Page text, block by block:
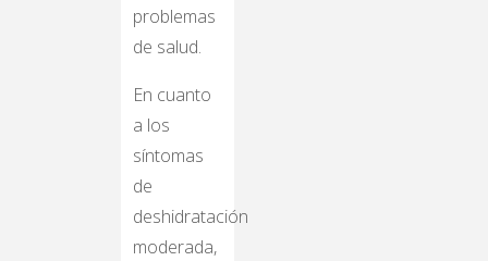
problemas
de salud.
En cuanto
a los
síntomas
de
deshidratación
moderada,